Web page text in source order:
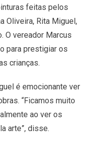
feitas pelos
Oliveira, Rita Miguel,
O vereador Marcus
para prestigiar os
crianças.
é emocionante ver
“Ficamos muito
ao ver os
arte”, disse.